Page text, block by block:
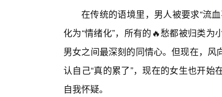
在传统的语境里，男人被要求“流
化为“情绪化”，所有的🔥愁都被归类
男女之间最深刻的同情心。但现在，
认自己“真的累了”，现在的女生也开
自我怀疑。